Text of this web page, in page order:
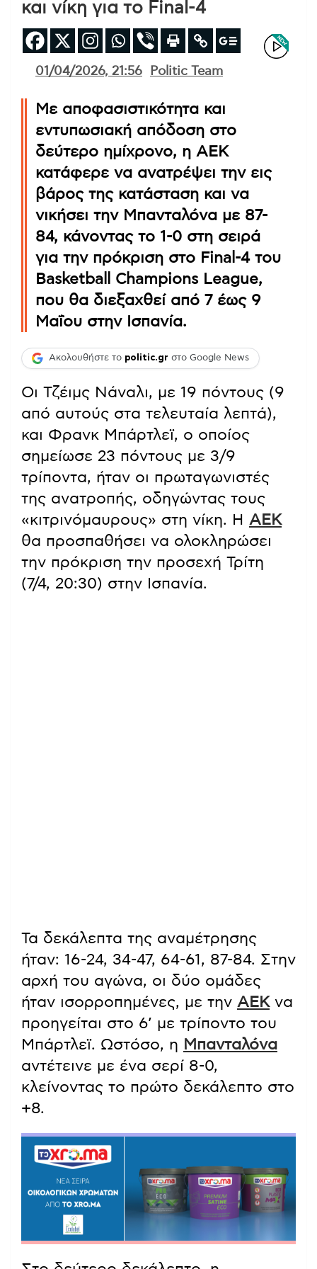
και νίκη για το Final-4
01/04/2026, 21:56 Politic Team
Με αποφασιστικότητα και
εντυπωσιακή απόδοση στο
δεύτερο ημίχρονο, η ΑΕΚ
κατάφερε να ανατρέψει την εις
βάρος της κατάσταση και να
νικήσει την Μπανταλόνα με 87-
84, κάνοντας το 1-0 στη σειρά
για την πρόκριση στο Final-4 του
Basketball Champions League,
που θα διεξαχθεί από 7 έως 9
Μαΐου στην Ισπανία.
Ακολουθήστε το politic.gr στο Google News
Οι Τζέιμς Νάναλι, με 19 πόντους (9
από αυτούς στα τελευταία λεπτά),
και Φρανκ Μπάρτλεϊ, ο οποίος
σημείωσε 23 πόντους με 3/9
τρίποντα, ήταν οι πρωταγωνιστές
της ανατροπής, οδηγώντας τους
«κιτρινόμαυρους» στη νίκη. Η ΑΕΚ
θα προσπαθήσει να ολοκληρώσει
την πρόκριση την προσεχή Τρίτη
(7/4, 20:30) στην Ισπανία.
Τα δεκάλεπτα της αναμέτρησης
ήταν: 16-24, 34-47, 64-61, 87-84. Στην
αρχή του αγώνα, οι δύο ομάδες
ήταν ισορροπημένες, με την ΑΕΚ να
προηγείται στο 6’ με τρίποντο του
Μπάρτλεϊ. Ωστόσο, η Μπανταλόνα
αντέτεινε με ένα σερί 8-0,
κλείνοντας το πρώτο δεκάλεπτο στο
+8.